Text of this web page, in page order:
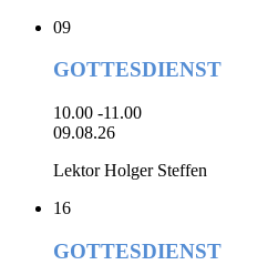
09
GOTTESDIENST
10.00 -11.00
09.08.26
Lektor Holger Steffen
16
GOTTESDIENST